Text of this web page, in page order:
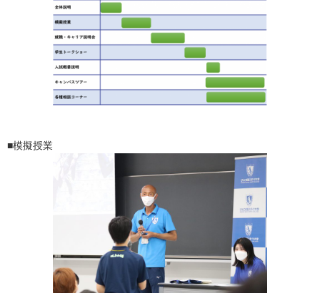
■模擬授業